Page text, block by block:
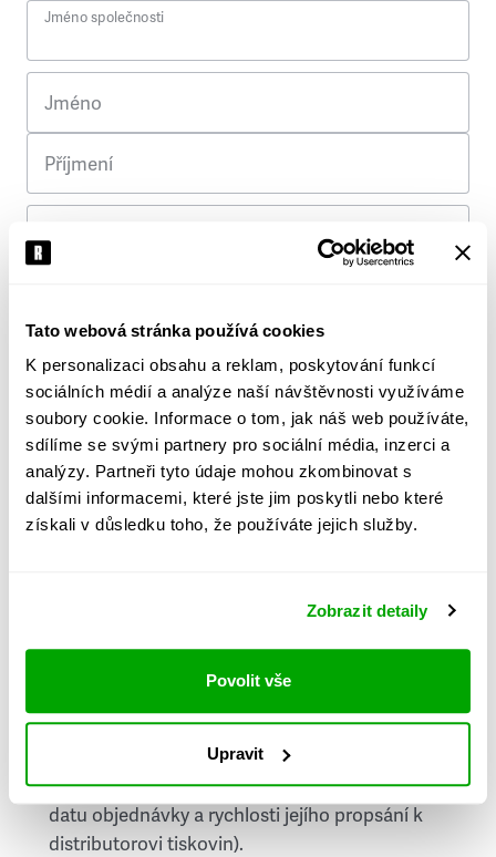
Tato webová stránka používá cookies
K personalizaci obsahu a reklam, poskytování funkcí
sociálních médií a analýze naší návštěvnosti využíváme
soubory cookie. Informace o tom, jak náš web používáte,
sdílíme se svými partnery pro sociální média, inzerci a
analýzy. Partneři tyto údaje mohou zkombinovat s
dalšími informacemi, které jste jim poskytli nebo které
získali v důsledku toho, že používáte jejich služby.
Zobrazit detaily
Povolit vše
Upravit
Jméno společnosti
Jméno
Příjmení
Ulice
Město
PSČ
Stát
doručování týdeníku Respekt v tištěné verzi, na
první vydání ve vaší schránce se můžete těšit
příští, nejpozději přespříští týden (v závislosti na
datu objednávky a rychlosti jejího propsání k
distributorovi tiskovin).